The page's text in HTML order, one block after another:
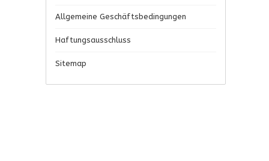
Allgemeine Geschäftsbedingungen
Haftungsausschluss
Sitemap